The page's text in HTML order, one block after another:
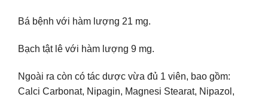
Bá bệnh với hàm lượng 21 mg.
Bạch tật lê với hàm lượng 9 mg.
Ngoài ra còn có tác dược vừa đủ 1 viên, bao gồm:
Calci Carbonat, Nipagin, Magnesi Stearat, Nipazol,